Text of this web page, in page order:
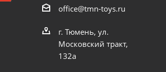
office@tmn-toys.ru
г. Тюмень, ул.
Московский тракт,
132а